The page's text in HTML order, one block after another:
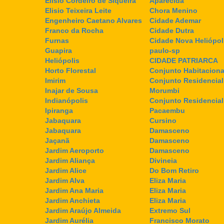
Elisio Teixeira Leite
Engenheiro Caetano Alvares
Franco da Rocha
Furnas
Guapira
Heliópolis
Horto Florestal
Imirim
Inajar de Sousa
Indianópolis
Ipiranga
Jabaquara
Jabaquara
Jaçanã
Jardim Aeroporto
Jardim Aliança
Jardim Alice
Jardim Alva
Jardim Ana Maria
Jardim Anchieta
Jardim Araújo Almeida
Jardim Aurélia
Chora Menino
Cidade Ademar
Cidade Dutra
Cidade Nova
paulo-sp
CIDADE PATRIARCA
Conjunto
Conjunto Residencial
Morumbi
Conjunto
Pacaembu
Cursino
Damasceno
Damasceno
Damasceno
Divineia
Do Bom Retiro
Eliza Maria
Eliza Maria
Eliza Maria
Extremo Sul
Francisco Morato